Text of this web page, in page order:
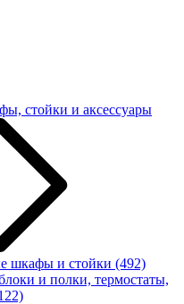
стойки и аксессуары
шкафы и стойки (492)
и полки, термостаты,